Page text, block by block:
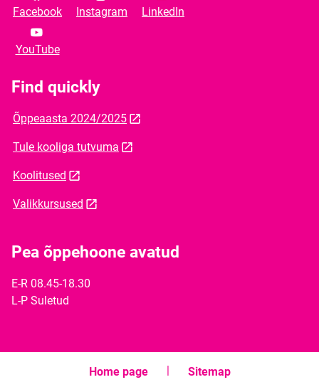
Facebook Instagram LinkedIn
YouTube
Find quickly
Õppeaasta 2024/2025
Tule kooliga tutvuma
Koolitused
Valikkursused
Pea õppehoone avatud
E-R 08.45-18.30
L-P Suletud
Home page Sitemap